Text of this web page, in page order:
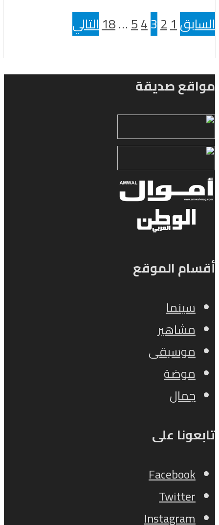
السابق1
2
3
4
5
…
18التالي
مواقع صديقة
أقسام الموقع
سينما
مشاهير
موسيقى
موضة
جمال
تابعونا على
Facebook
Twitter
Instagram